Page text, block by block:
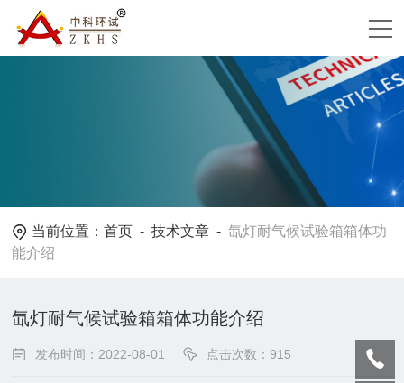
当前位置：首页 -技术文章 -氙灯耐气候试验箱箱体功
能介绍
氙灯耐气候试验箱箱体功能介绍
发布时间：2022-08-01 点击次数：915